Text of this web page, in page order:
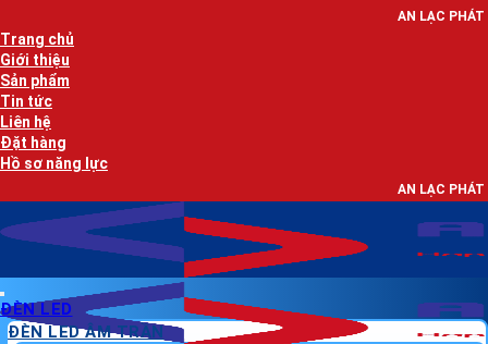
qua
nội
dung
AN LẠC PHÁT - NHÀ PHÂN
Trang chủ
Giới thiệu
Sản phẩm
Tin tức
Liên hệ
Đặt hàng
Hồ sơ năng lực
AN LẠC PHÁT - NHÀ PHÂN
ĐÈN LED
ĐÈN LED ÂM TRẦN